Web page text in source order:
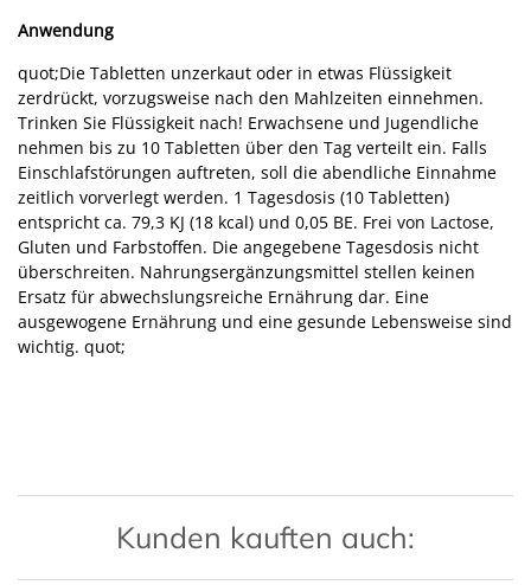
Anwendung
quot;Die Tabletten unzerkaut oder in etwas Flüssigkeit
zerdrückt, vorzugsweise nach den Mahlzeiten einnehmen.
Trinken Sie Flüssigkeit nach! Erwachsene und Jugendliche
nehmen bis zu 10 Tabletten über den Tag verteilt ein. Falls
Einschlafstörungen auftreten, soll die abendliche Einnahme
zeitlich vorverlegt werden. 1 Tagesdosis (10 Tabletten)
entspricht ca. 79,3 KJ (18 kcal) und 0,05 BE. Frei von Lactose,
Gluten und Farbstoffen. Die angegebene Tagesdosis nicht
überschreiten. Nahrungsergänzungsmittel stellen keinen
Ersatz für abwechslungsreiche Ernährung dar. Eine
ausgewogene Ernährung und eine gesunde Lebensweise sind
wichtig. quot;
Kunden kauften auch: